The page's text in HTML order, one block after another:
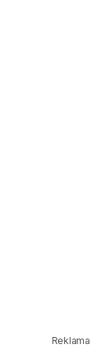
Reklama